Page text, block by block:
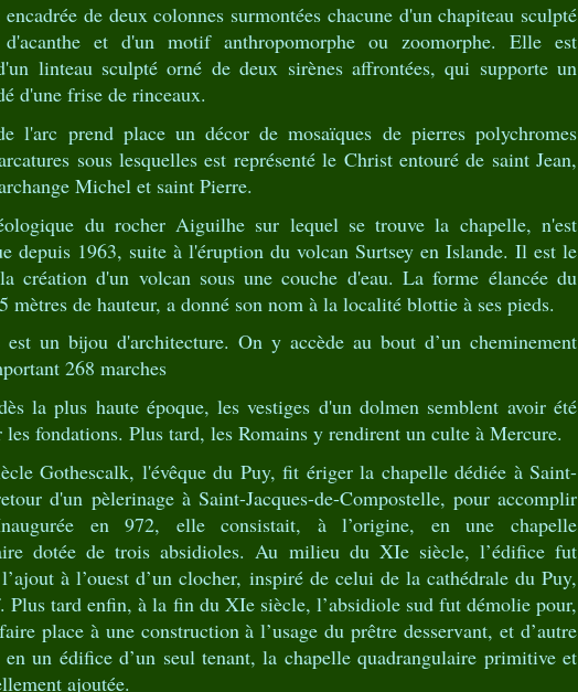
de deux colonnes surmontées chacune d'un chapiteau sculpté
et d'un motif anthropomorphe ou zoomorphe. Elle est
linteau sculpté orné de deux sirènes affrontées, qui supporte un
d'une frise de rinceaux.
l'arc prend place un décor de mosaïques de pierres polychromes
sous lesquelles est représenté le Christ entouré de saint Jean,
Michel et saint Pierre.
du rocher Aiguilhe sur lequel se trouve la chapelle, n'est
depuis 1963, suite à l'éruption du volcan Surtsey en Islande. Il est le
création d'un volcan sous une couche d'eau. La forme élancée du
mètres de hauteur, a donné son nom à la localité blottie à ses pieds.
un bijou d'architecture. On y accède au bout d’un cheminement
268 marches
la plus haute époque, les vestiges d'un dolmen semblent avoir été
fondations. Plus tard, les Romains y rendirent un culte à Mercure.
Gothescalk, l'évêque du Puy, fit ériger la chapelle dédiée à Saint-
d'un pèlerinage à Saint-Jacques-de-Compostelle, pour accomplir
en 972, elle consistait, à l’origine, en une chapelle
dotée de trois absidioles. Au milieu du XIe siècle, l’édifice fut
à l’ouest d’un clocher, inspiré de celui de la cathédrale du Puy,
Plus tard enfin, à la fin du XIe siècle, l’absidiole sud fut démolie pour,
place à une construction à l’usage du prêtre desservant, et d’autre
un édifice d’un seul tenant, la chapelle quadrangulaire primitive et
ajoutée.